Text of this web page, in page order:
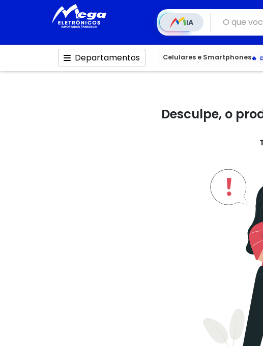
IA
Departamentos Celulares e Smartphones
Desculpe, o